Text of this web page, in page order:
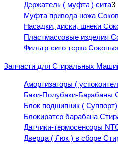
Держатель ( муфта ) сита3
Муфта привода ножа
Насадки, диски, шнеки
Пластмассовые изделия
Фильтр-сито терка
Запчасти для Стиральных
Амортизаторы (
Баки-Полубаки-Барабаны
Блок подшипник (
Блокиратор барабана
Датчики-термосенсоры
Дверца ( Люк ) в сборе